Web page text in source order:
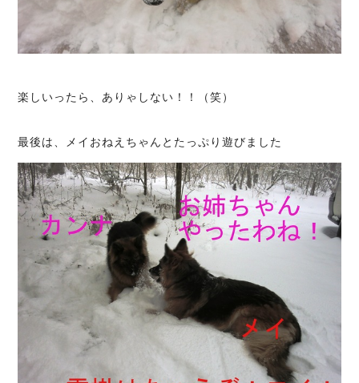
楽しいったら、ありゃしない！！（笑）
最後は、メイおねえちゃんとたっぷり遊びました